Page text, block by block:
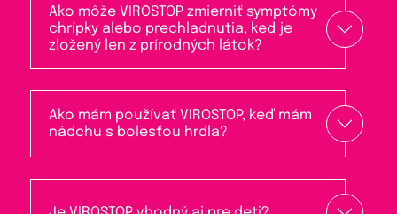
Ako môže VIROSTOP zmierniť symptómy
chrípky alebo prechladnutia, keď je
zložený len z prírodných látok?
Ako mám používať VIROSTOP, keď mám
nádchu s bolesťou hrdla?